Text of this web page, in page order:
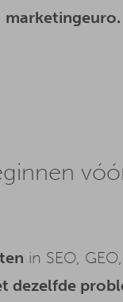
marketingeuro.
in SEO,
dezelfde